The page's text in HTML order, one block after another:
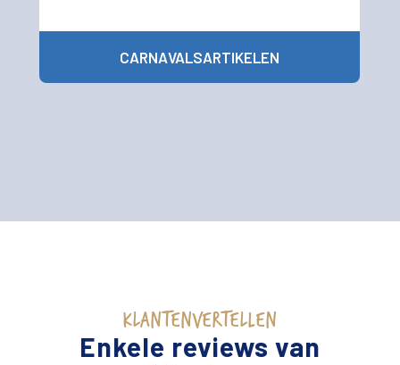
CARNAVALSARTIKELEN
KLANTENVERTELLEN
Enkele reviews van